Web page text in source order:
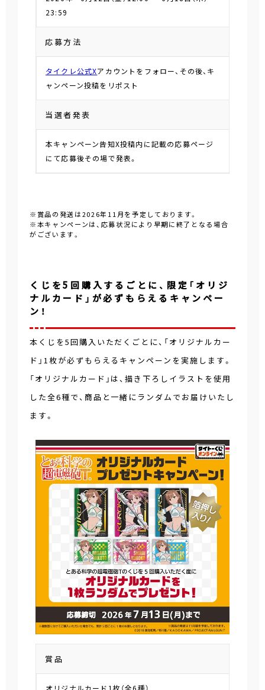
23:59
応募方法
タイクレ公式Xアカウントをフォロー、その後、キ
ャンペーン投稿をリポスト
当選者発表
本キャンペーン告知X投稿内に記載の応募ページ
にて応募後その場で発表。
※賞品の発送は2026年11月を予定しております。
※本キャンペーンは、応募状況により早期に終了となる場合
がございます。
くじを5回購入するごとに、限定「オリジ
ナルカード」が必ずもらえるキャンペー
ン！
本くじを5回購入いただくごとに、「オリジナルカー
ド」1枚が必ずもらえるキャンペーンを実施します。
「オリジナルカード」は、描き下ろしイラストを使用
した全6種で、商品と一緒にランダムでお届けいたし
ます。
賞品